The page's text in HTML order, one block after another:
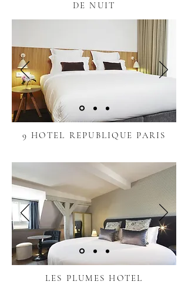
DE NUIT
9 HOTEL REPUBLIQUE PARIS
LES PLUMES HOTEL